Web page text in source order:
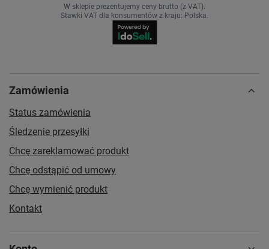
W sklepie prezentujemy ceny brutto (z VAT).
Stawki VAT dla konsumentów z kraju: Polska.
Zamówienia
Status zamówienia
Śledzenie przesyłki
Chcę zareklamować produkt
Chcę odstąpić od umowy
Chcę wymienić produkt
Kontakt